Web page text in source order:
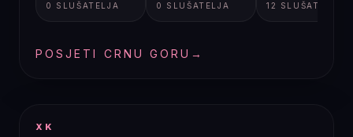
0 SLUŠATELJA 0 SLUŠATELJA 12 SLUŠATELJA
POSJETI CRNU GORU →
XK